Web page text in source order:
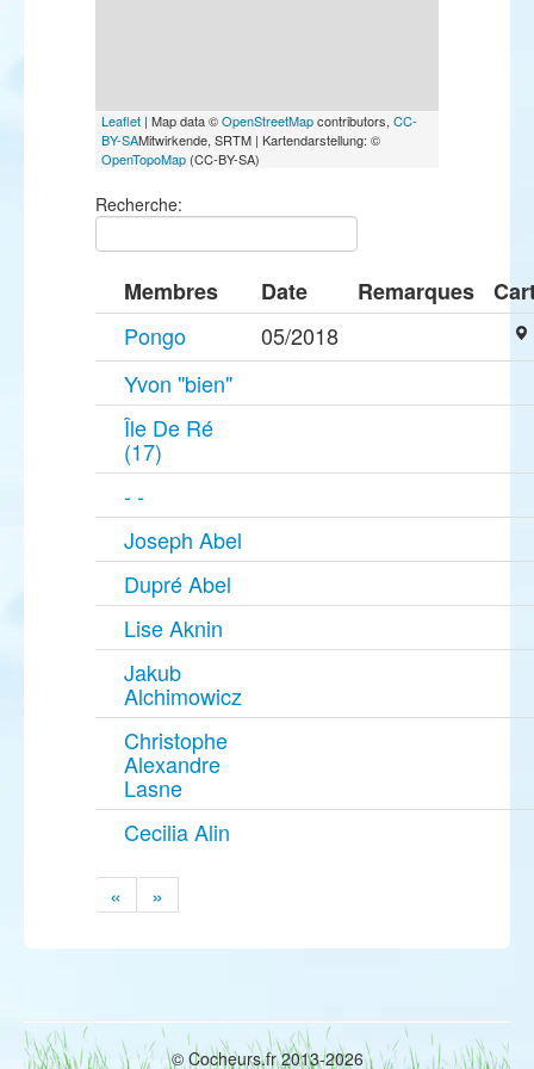
Leaflet | Map data ©OpenStreetMapcontributors, CC-
BY-SAMitwirkende, SRTM | Kartendarstellung: ©
OpenTopoMap (CC-BY-SA)
Recherche:
Membres Date Remarques
Pongo
05/2018
Yvon "bien"
Île De Ré
(17)
- -
Joseph Abel
Dupré Abel
Lise Aknin
Jakub
Alchimowicz
Christophe
Alexandre
Lasne
Cecilia Alin
« »
© Cocheurs.fr 2013-2026